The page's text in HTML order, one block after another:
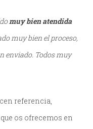
muy bien atendida
muy bien el proceso,
enviado. Todos muy
referencia,
os ofrecemos en